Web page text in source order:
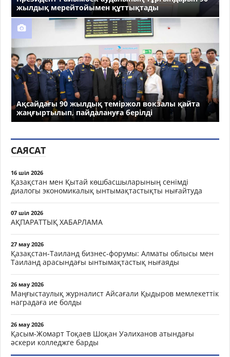
жылдық мерейтойымен құттықтады
Ақсайдағы 90 жылдық теміржол вокзалы қайта
жаңғыртылып, пайдалануға берілді
САЯСАТ
16 шіл 2026
Қазақстан мен Қытай көшбасшыларының сенімді
диалогы экономикалық ынтымақтастықты нығайтуда
07 шіл 2026
АҚПАРАТТЫҚ ХАБАРЛАМА
27 мау 2026
Қазақстан-Таиланд бизнес-форумы: Алматы облысы мен
Таиланд арасындағы ынтымақтастық нығаяды
26 мау 2026
Маңғыстаулық журналист Айсағали Қыдыров мемлекеттік
наградаға ие болды
26 мау 2026
Қасым-Жомарт Тоқаев Шоқан Уәлиханов атындағы
әскери колледжге барды